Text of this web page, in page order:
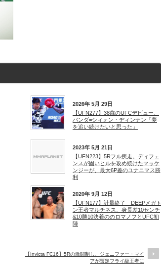
2026年 5月 29日
【UFN277】38歳のUFCデビュー、
パンダ=シィォン・ヂィンナン「夢
を追い続けたいと思った」
2023年 5月 21日
【UFN223】5Rフル疾走。ディフェ
ンスが固いヒルを攻め続けたマッケ
ンジーが、最大6P差のユナニマス勝
利
2020年 9月 12日
【UFN177】計量終了 DEEPメガト
ン王者マルチネス、身長差10センチ
&10勝10決着ののロマノフとUFC初
陣
【Invicta FC16】5Rの激闘制し、ジェニファー・マイ
アが暫定フライ級王者に